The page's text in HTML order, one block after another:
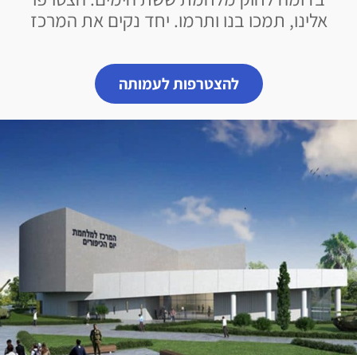
אלינו, תמכו בנו ותרמו. יחד נקים את המרכז
להצטרפות לעמותה